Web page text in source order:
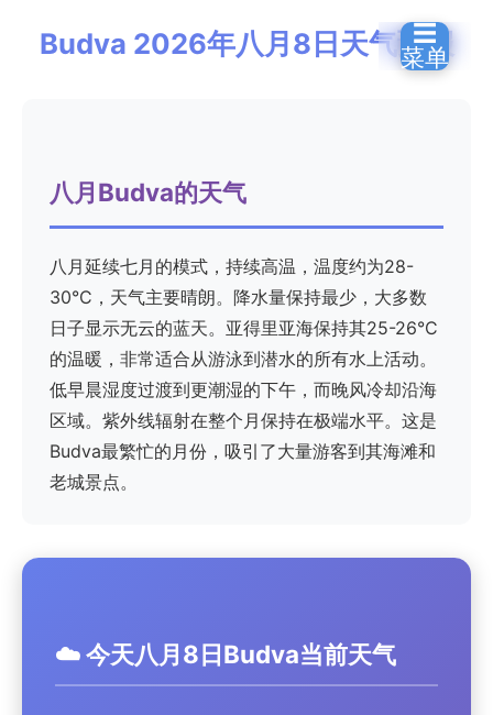
☰
菜单
Budva 2026年八月8日天气预报
八月Budva的天气
八月延续七月的模式，持续高温，温度约为28-
30°C，天气主要晴朗。降水量保持最少，大多数
日子显示无云的蓝天。亚得里亚海保持其25-26°C
的温暖，非常适合从游泳到潜水的所有水上活动。
低早晨湿度过渡到更潮湿的下午，而晚风冷却沿海
区域。紫外线辐射在整个月保持在极端水平。这是
Budva最繁忙的月份，吸引了大量游客到其海滩和
老城景点。
☁️ 今天八月8日Budva当前天气